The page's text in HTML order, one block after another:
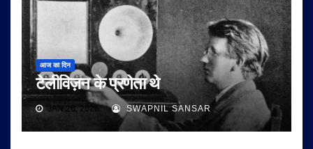
आज का दिन
टेलीविज़न के प्रणेता थे
JAN 26, 2026 SWAPNIL SANSAR